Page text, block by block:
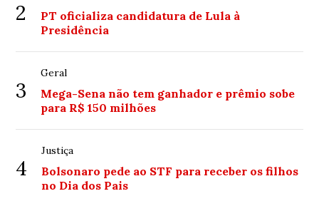
2
PT oficializa candidatura de Lula à
Presidência
3
Geral
Mega-Sena não tem ganhador e prêmio sobe
para R$ 150 milhões
4
Justiça
Bolsonaro pede ao STF para receber os filhos
no Dia dos Pais